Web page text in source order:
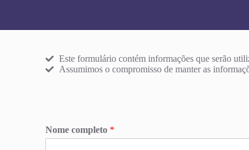
Este formulário contém informações que serão
Assumimos o compromisso de manter as
Nome completo *